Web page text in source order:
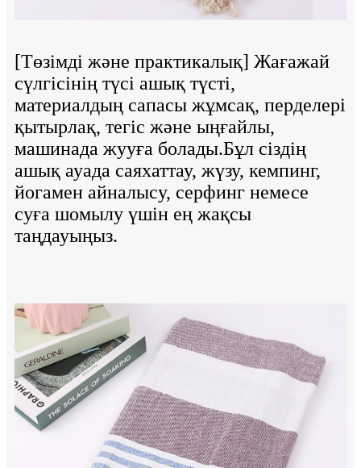
[Төзімді және практикалық] Жағажай
сүлгісінің түсі ашық түсті,
материалдың сапасы жұмсақ, перделері
қытырлақ, тегіс және ыңғайлы,
машинада жууға болады.Бұл сіздің
ашық ауада саяхаттау, жүзу, кемпинг,
йогамен айналысу, серфинг немесе
суға шомылу үшін ең жақсы
таңдауыңыз.